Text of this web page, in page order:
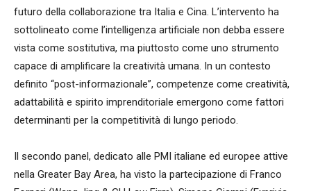
futuro della collaborazione tra Italia e Cina. L’intervento ha
sottolineato come l’intelligenza artificiale non debba essere
vista come sostitutiva, ma piuttosto come uno strumento
capace di amplificare la creatività umana. In un contesto
definito “post-informazionale”, competenze come creatività,
adattabilità e spirito imprenditoriale emergono come fattori
determinanti per la competitività di lungo periodo.
Il secondo panel, dedicato alle PMI italiane ed europee attive
nella Greater Bay Area, ha visto la partecipazione di Franco